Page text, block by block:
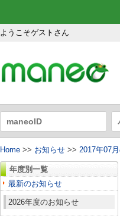
ようこそゲストさん
Home >> お知らせ >> 2017年07
年度別一覧
最新のお知らせ
2026年度のお知らせ